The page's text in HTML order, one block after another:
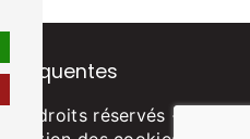
fréquentes
droits réservés -